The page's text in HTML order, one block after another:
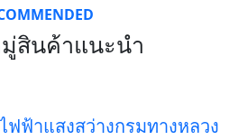
สินค้าแนะนำ
ฟฟ้าแสงสว่างกรมทางหลวง